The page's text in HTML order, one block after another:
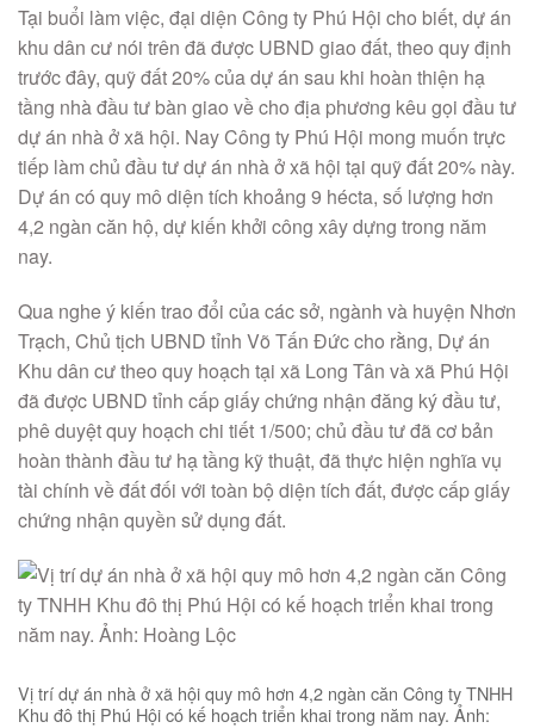
Tại buổi làm việc, đại diện Công ty Phú Hội cho biết, dự án
khu dân cư nói trên đã được UBND giao đất, theo quy định
trước đây, quỹ đất 20% của dự án sau khi hoàn thiện hạ
tầng nhà đầu tư bàn giao về cho địa phương kêu gọi đầu tư
dự án nhà ở xã hội. Nay Công ty Phú Hội mong muốn trực
tiếp làm chủ đầu tư dự án nhà ở xã hội tại quỹ đất 20% này.
Dự án có quy mô diện tích khoảng 9 hécta, số lượng hơn
4,2 ngàn căn hộ, dự kiến khởi công xây dựng trong năm
nay.
Qua nghe ý kiến trao đổi của các sở, ngành và huyện Nhơn
Trạch, Chủ tịch UBND tỉnh Võ Tấn Đức cho rằng, Dự án
Khu dân cư theo quy hoạch tại xã Long Tân và xã Phú Hội
đã được UBND tỉnh cấp giấy chứng nhận đăng ký đầu tư,
phê duyệt quy hoạch chi tiết 1/500; chủ đầu tư đã cơ bản
hoàn thành đầu tư hạ tầng kỹ thuật, đã thực hiện nghĩa vụ
tài chính về đất đối với toàn bộ diện tích đất, được cấp giấy
chứng nhận quyền sử dụng đất.
Vị trí dự án nhà ở xã hội quy mô hơn 4,2 ngàn căn Công ty TNHH
Khu đô thị Phú Hội có kế hoạch triển khai trong năm nay. Ảnh: